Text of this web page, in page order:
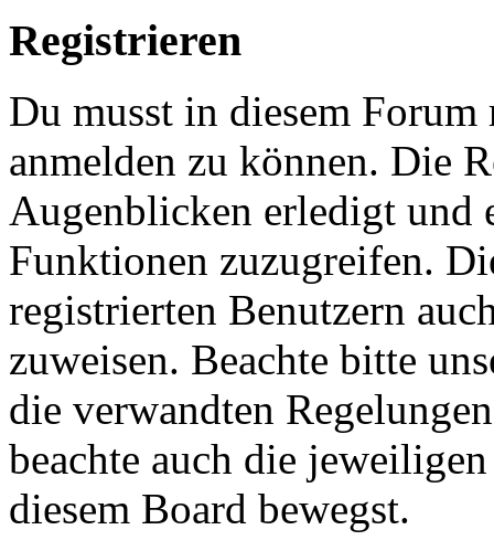
Registrieren
Du musst in diesem
anmelden zu können. Die
Augenblicken erledigt und
Funktionen zuzugreifen.
registrierten Benutzern
zuweisen. Beachte bitte
die verwandten
beachte auch die
diesem Board bewegst.